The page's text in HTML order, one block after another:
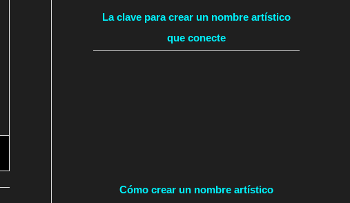
La clave para crear un nombre artístico
que conecte
Cómo crear un nombre artístico